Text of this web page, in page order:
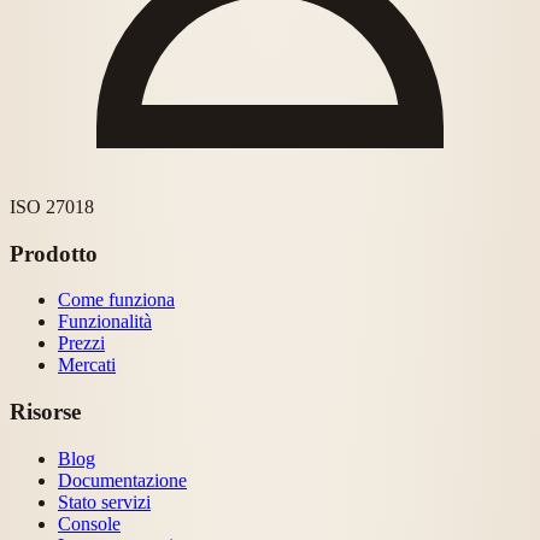
ISO 27018
Prodotto
Come funziona
Funzionalità
Prezzi
Mercati
Risorse
Blog
Documentazione
Stato servizi
Console